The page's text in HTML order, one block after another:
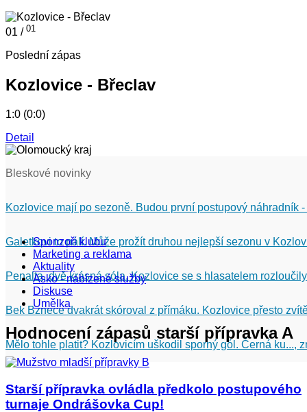
01 / 01
Poslední zápas
Kozlovice - Břeclav
1:0 (0:0)
Detail
Bleskové novinky
Kozlovice mají po sezoně. Budou první postupový náhradník
Galetkovi to pálí. Může prožít druhou nejlepší sezonu v
Penalta, dvě krásná sóla. Kozlovice se s hlasatelem
Bek Bznece dvakrát skóroval z přímáku. Kozlovice přesto
Mělo tohle platit? Kozlovicím uškodil sporný gól. Černá ku...,
Sponzoři klubu
Marketing a reklama
Aktuality
Asko - nabízené služby
Diskuse
Umělka
Hodnocení zápasů starší přípravka A
Starší přípravka ovládla předkolo postupového
turnaje Ondrášovka Cup!